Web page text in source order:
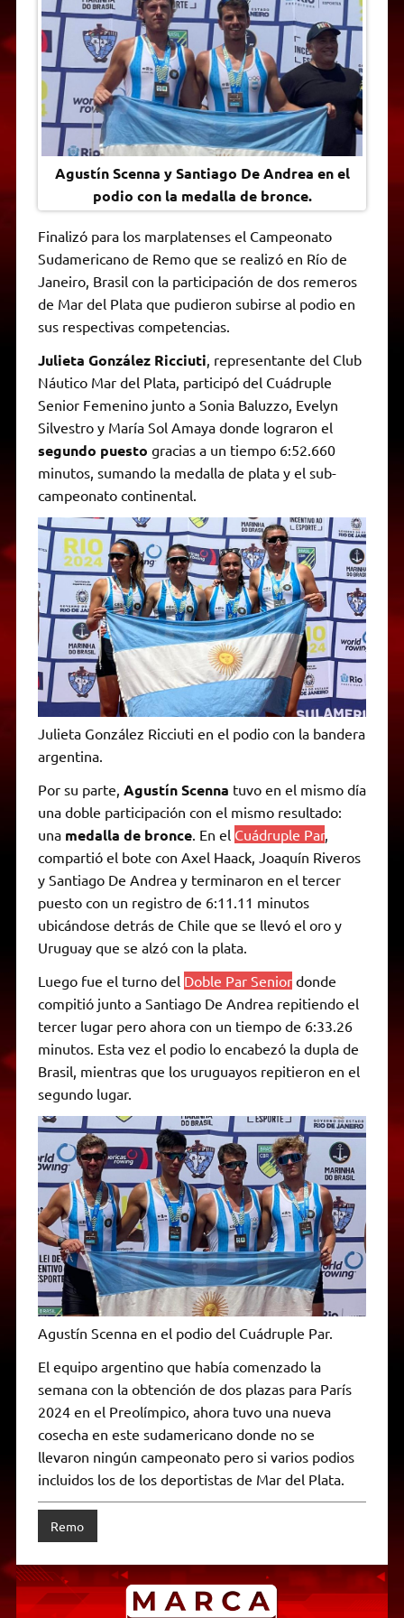
A
p
p
r
m
e
r
o
o
k
n
g
e
r
i
n
k
F
r
i
e
n
d
l
y
Agustín Scenna y Santiago De Andrea en el
podio con la medalla de bronce.
Finalizó para los marplatenses el Campeonato
Sudamericano de Remo que se realizó en Río de
Janeiro, Brasil con la participación de dos remeros
de Mar del Plata que pudieron subirse al podio en
sus respectivas competencias.
Julieta González Ricciuti , representante del Club
Náutico Mar del Plata, participó del Cuádruple
Senior Femenino junto a Sonia Baluzzo, Evelyn
Silvestro y María Sol Amaya donde lograron el
segundo puesto gracias a un tiempo 6:52.660
minutos, sumando la medalla de plata y el sub-
campeonato continental.
Julieta González Ricciuti en el podio con la bandera
argentina.
Por su parte, Agustín Scenna tuvo en el mismo día
una doble participación con el mismo resultado:
una medalla de bronce. En el Cuádruple Par,
compartió el bote con Axel Haack, Joaquín Riveros
y Santiago De Andrea y terminaron en el tercer
puesto con un registro de 6:11.11 minutos
ubicándose detrás de Chile que se llevó el oro y
Uruguay que se alzó con la plata.
Luego fue el turno del Doble Par Seniordonde
compitió junto a Santiago De Andrea repitiendo el
tercer lugar pero ahora con un tiempo de 6:33.26
minutos. Esta vez el podio lo encabezó la dupla de
Brasil, mientras que los uruguayos repitieron en el
segundo lugar.
Agustín Scenna en el podio del Cuádruple Par.
El equipo argentino que había comenzado la
semana con la obtención de dos plazas para París
2024 en el Preolímpico, ahora tuvo una nueva
cosecha en este sudamericano donde no se
llevaron ningún campeonato pero si varios podios
incluidos los de los deportistas de Mar del Plata.
Remo